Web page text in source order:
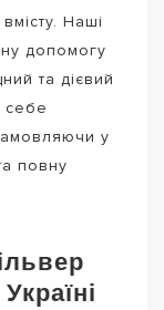
Наші
допомогу
та дієвий
себе
у
повну